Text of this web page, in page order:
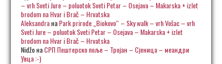
– vrh Sveti Jure – poluotok Sveti Petar – Osejava – Makarska + izlet
brodom na Hvar i Brač – Hrvatska
AleksandraнаPark prirode „Biokovo“ – Sky walk – vrh Vošac – vrh
Sveti Jure – poluotok Sveti Petar – Osejava – Makarska + izlet
brodom na Hvar i Brač – Hrvatska
NidžoнаСРП Пештерско поље – Тројан – Сјеница – меандри
Увца :-)